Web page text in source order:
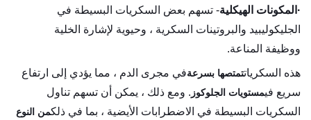
· المكونات الهيكلية- تسهم بعض السكريات البسيطة في
الجليكوليبيد والبروتينات السكرية ، وحيوية لإشارة الخلية
ووظيفة المناعة.
هذه السكرياتتمتصها بسرعةفي مجرى الدم ، مما يؤدي إلى ارتفاع
سريع فيمستويات الجلوكوز . ومع ذلك ، يمكن أن تسهم تناول
السكريات البسيطة في الاضطرابات الأيضية ، بما في ذلكمن النوع